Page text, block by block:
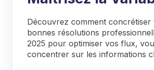
Découvrez comment concrétiser
bonnes résolutions
2025 pour optimiser vos flux,
concentrer sur les informations